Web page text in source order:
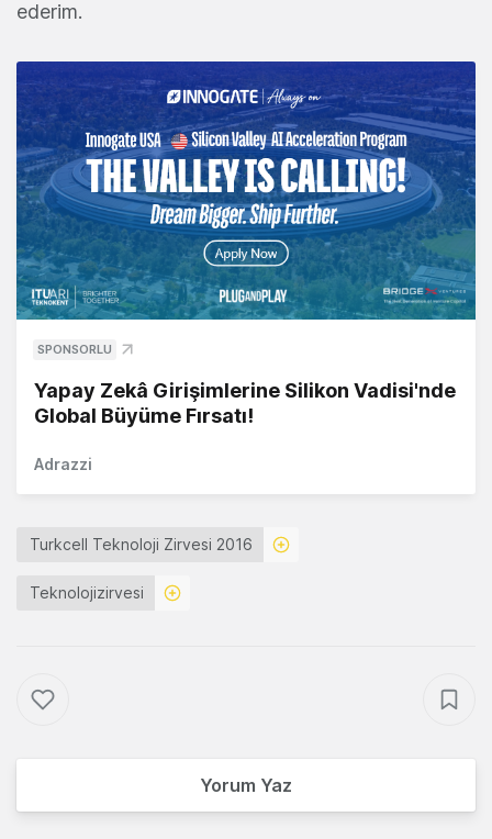
ederim.
SPONSORLU
Yapay Zekâ Girişimlerine Silikon Vadisi'nde
Global Büyüme Fırsatı!
Adrazzi
Turkcell Teknoloji Zirvesi 2016
Teknolojizirvesi
Yorum Yaz